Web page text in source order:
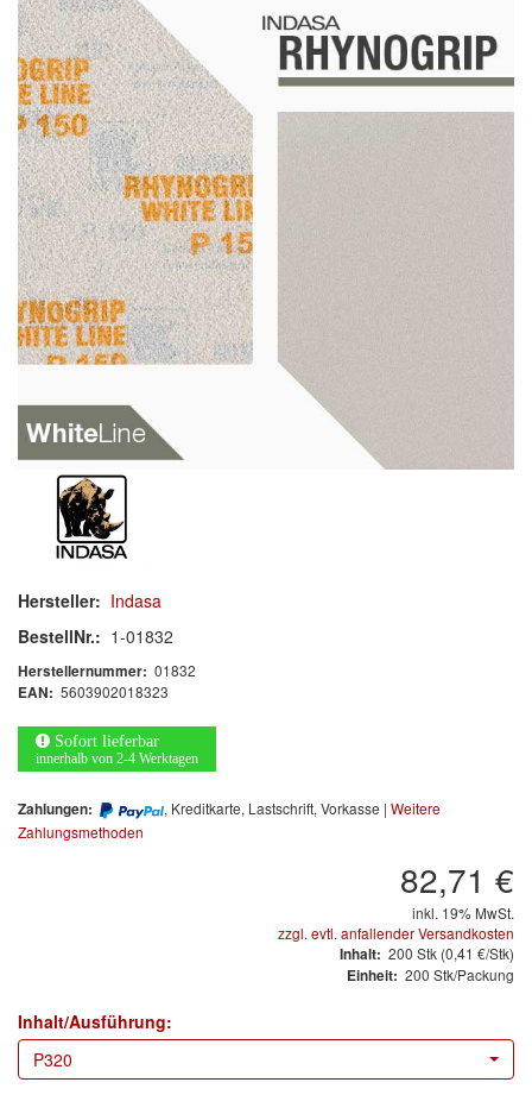
Schleif-Handpads
Zubehör/Hilfsmittel
Kleben & Beschichten
Abdecken
Spachteln
Lackieren
Polieren
Werkzeug & Maschinen
Reinigen
Arbeitsschutz
Luftfilter
Mischfarben
Restposten
Informationsmaterial
MARKEN
E-D
EVERCOAT
Hersteller: Indasa
BestellNr.: 1-01832
Herstellernummer: 01832
EAN: 5603902018323
Sofort lieferbar
innerhalb von 2-4 Werktagen
Zahlungen: , Kreditkarte, Lastschrift, Vorkasse | Weitere
Zahlungsmethoden
82,71 €
inkl. 19% MwSt.
zzgl. evtl. anfallender Versandkosten
Inhalt: 200 Stk (0,41 €/Stk)
Einheit: 200 Stk/Packung
Inhalt/Ausführung:
P320